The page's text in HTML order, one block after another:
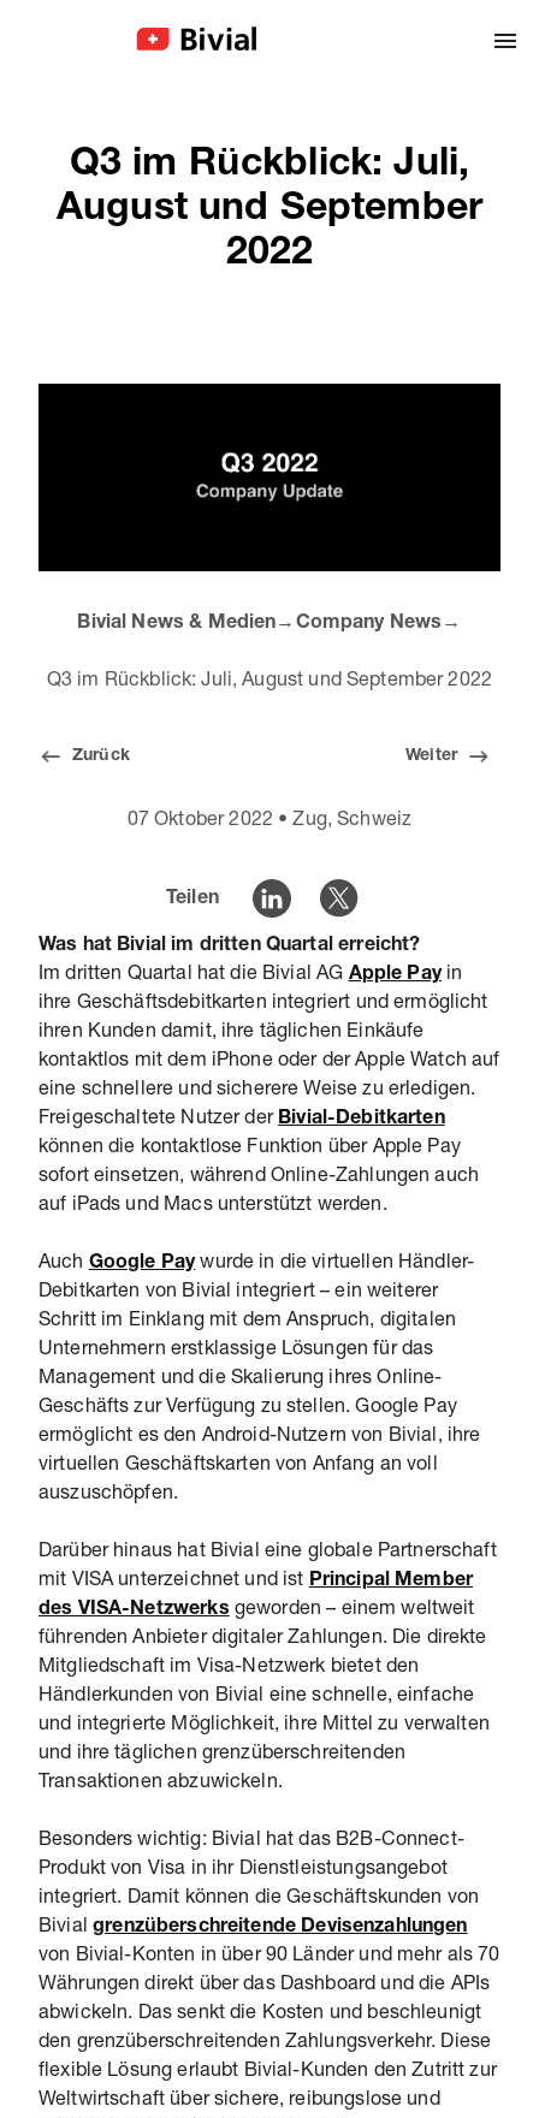
Q3 im Rückblick: Juli,
August und September
2022
Bivial News & Medien→ Company News →
Q3 im Rückblick: Juli, August und September 2022
Zurück Weiter
07 Oktober 2022 •Zug, Schweiz
Teilen
Was hat Bivial im dritten Quartal erreicht?
Im dritten Quartal hat die Bivial AG Apple Payin
ihre Geschäftsdebitkarten integriert und ermöglicht
ihren Kunden damit, ihre täglichen Einkäufe
kontaktlos mit dem iPhone oder der Apple Watch auf
eine schnellere und sicherere Weise zu erledigen.
Freigeschaltete Nutzer der Bivial-Debitkarten
können die kontaktlose Funktion über Apple Pay
sofort einsetzen, während Online-Zahlungen auch
auf iPads und Macs unterstützt werden.
Auch Google Paywurde in die virtuellen Händler-
Debitkarten von Bivial integriert – ein weiterer
Schritt im Einklang mit dem Anspruch, digitalen
Unternehmern erstklassige Lösungen für das
Management und die Skalierung ihres Online-
Geschäfts zur Verfügung zu stellen. Google Pay
ermöglicht es den Android-Nutzern von Bivial, ihre
virtuellen Geschäftskarten von Anfang an voll
auszuschöpfen.
Darüber hinaus hat Bivial eine globale Partnerschaft
mit VISA unterzeichnet und ist Principal Member
des VISA-Netzwerks geworden – einem weltweit
führenden Anbieter digitaler Zahlungen. Die direkte
Mitgliedschaft im Visa-Netzwerk bietet den
Händlerkunden von Bivial eine schnelle, einfache
und integrierte Möglichkeit, ihre Mittel zu verwalten
und ihre täglichen grenzüberschreitenden
Transaktionen abzuwickeln.
Besonders wichtig: Bivial hat das B2B-Connect-
Produkt von Visa in ihr Dienstleistungsangebot
integriert. Damit können die Geschäftskunden von
Bivialgrenzüberschreitende Devisenzahlungen
von Bivial-Konten in über 90 Länder und mehr als 70
Währungen direkt über das Dashboard und die APIs
abwickeln. Das senkt die Kosten und beschleunigt
den grenzüberschreitenden Zahlungsverkehr. Diese
flexible Lösung erlaubt Bivial-Kunden den Zutritt zur
Weltwirtschaft über sichere, reibungslose und